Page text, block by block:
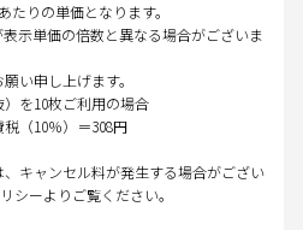
りの単価となります。
示単価の倍数と異なる場合がございま
い申し上げます。
を10枚ご利用の場合
（10％）＝308円
キャンセル料が発生する場合がござい
シーよりご覧ください。